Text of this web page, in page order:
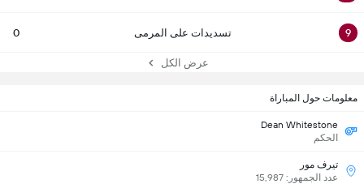
9 تسديدات على المرمى 0
عرض الكل
معلومات حول المباراة
Dean Whitestone
الحكم
تيرف مور
عدد الجمهور: 15,987